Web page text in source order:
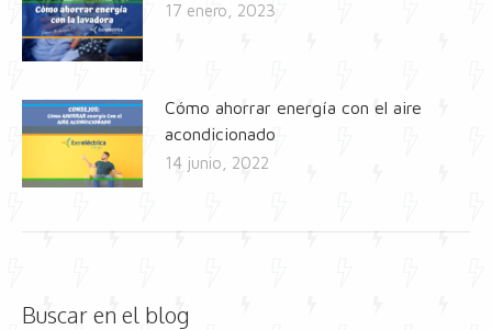
17 enero, 2023
Cómo ahorrar energía con el aire
acondicionado
14 junio, 2022
Buscar en el blog